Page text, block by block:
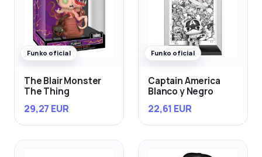
Funko oficial
The Blair Monster
The Thing
29,27 EUR
Funko oficial
Captain America
Blanco y Negro
22,61 EUR